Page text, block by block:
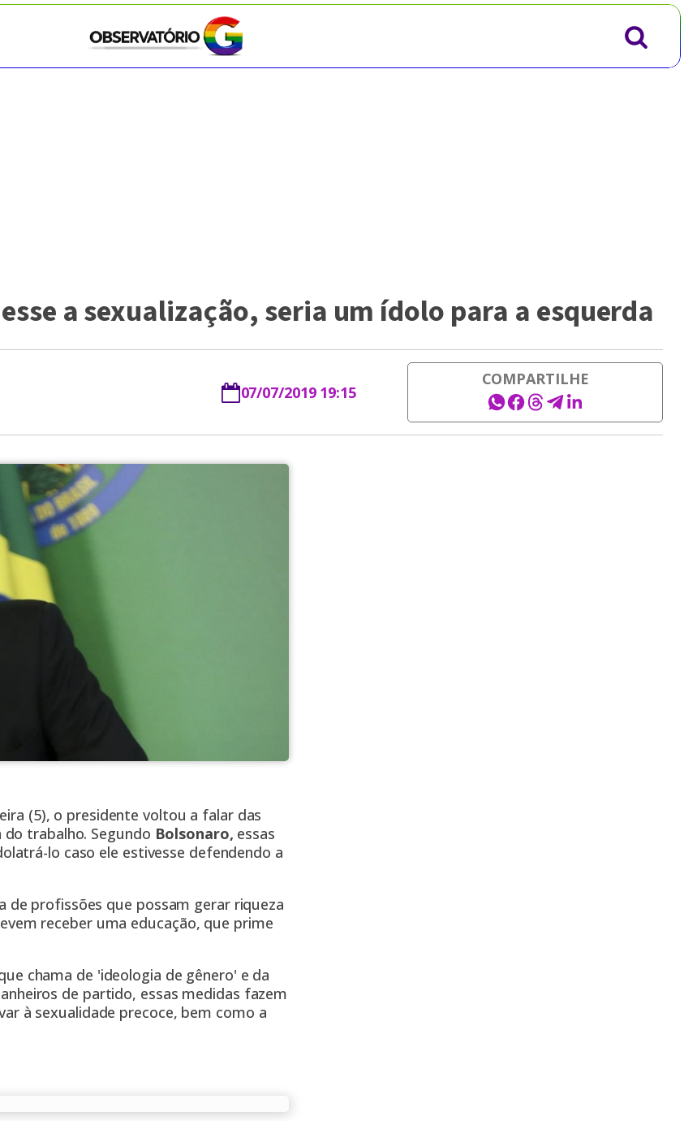
a sexualização, seria um ídolo para a esquerda
07/07/2019 19:15
COMPARTILHE
(5), o presidente voltou a falar das
trabalho. Segundo Bolsonaro, essas
lo caso ele estivesse defendendo a
de profissões que possam gerar riqueza
receber uma educação, que prime
chama de 'ideologia de gênero' e da
de partido, essas medidas fazem
à sexualidade precoce, bem como a